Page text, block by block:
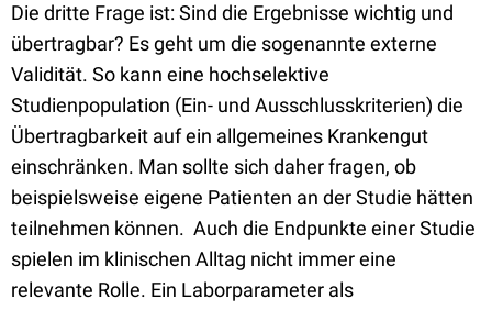
Die dritte Frage ist: Sind die Ergebnisse wichtig und
übertragbar? Es geht um die sogenannte externe
Validität. So kann eine hochselektive
Studienpopulation (Ein- und Ausschlusskriterien) die
Übertragbarkeit auf ein allgemeines Krankengut
einschränken. Man sollte sich daher fragen, ob
beispielsweise eigene Patienten an der Studie hätten
teilnehmen können. Auch die Endpunkte einer Studie
spielen im klinischen Alltag nicht immer eine
relevante Rolle. Ein Laborparameter als